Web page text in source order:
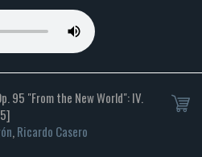
95 "From the New World": IV.
,Ricardo Casero